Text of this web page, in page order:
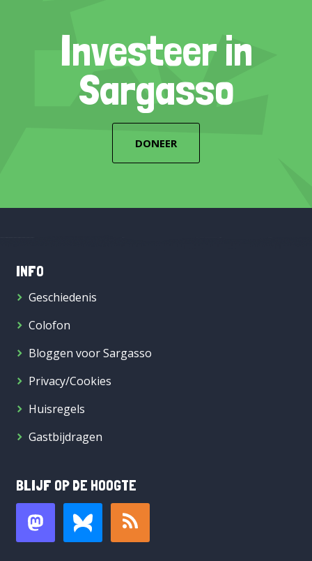
Investeer in
Sargasso
DONEER
INFO
Geschiedenis
Colofon
Bloggen voor Sargasso
Privacy/Cookies
Huisregels
Gastbijdragen
BLIJF OP DE HOOGTE